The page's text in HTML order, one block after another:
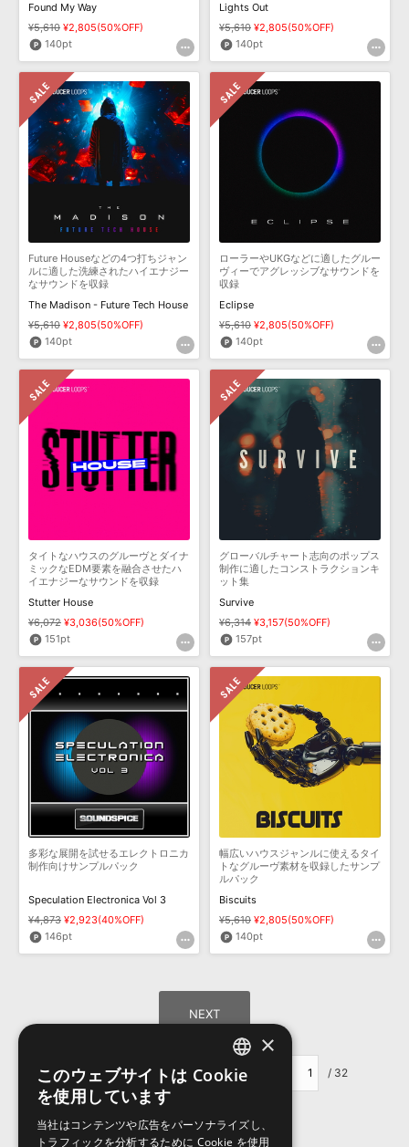
Found My Way
¥5,610 ¥2,805(50%OFF)
140pt
Lights Out
¥5,610 ¥2,805(50%OFF)
140pt
Future Houseなどの4つ打ちジャン
ルに適した洗練されたハイエナジー
なサウンドを収録
The Madison - Future Tech House
¥5,610 ¥2,805(50%OFF)
140pt
ローラーやUKGなどに適したグルー
ヴィーでアグレッシブなサウンドを
収録
Eclipse
¥5,610 ¥2,805(50%OFF)
140pt
タイトなハウスのグルーヴとダイナ
ミックなEDM要素を融合させたハ
イエナジーなサウンドを収録
Stutter House
¥6,072 ¥3,036(50%OFF)
151pt
グローバルチャート志向のポップス
制作に適したコンストラクションキ
ット集
Survive
¥6,314 ¥3,157(50%OFF)
157pt
多彩な展開を試せるエレクトロニカ
制作向けサンプルパック
Speculation Electronica Vol 3
¥4,873 ¥2,923(40%OFF)
146pt
幅広いハウスジャンルに使えるタイ
トなグルーヴ素材を収録したサンプ
ルパック
Biscuits
¥5,610 ¥2,805(50%OFF)
140pt
ページ移動： / 32
ENGLISH
×
このウェブサイトは Cookie
を使用しています
当社はコンテンツや広告をパーソナライズし、
トラフィックを分析するために Cookie を使用